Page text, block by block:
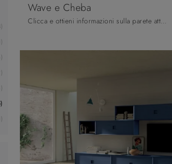
Wave e Cheba
Clicca e ottieni informazioni sulla parete attrezzata Wave e Cheba della firma Fratelli Mirandola: è la soluzione dalle linee moderne ideale per te.